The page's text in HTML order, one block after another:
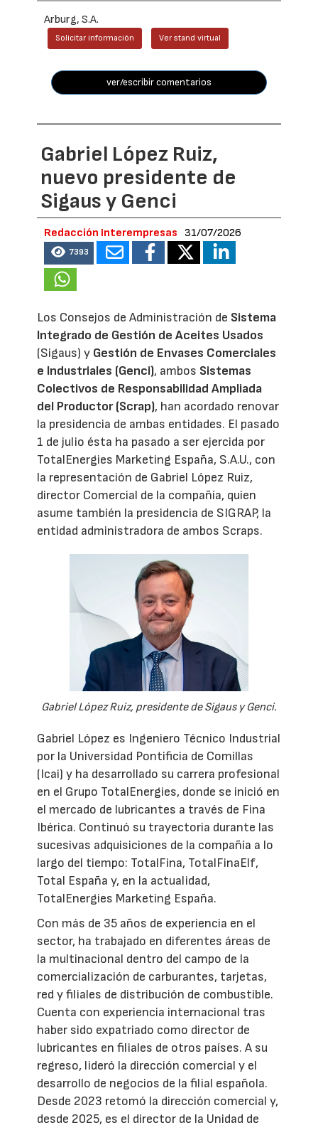
Arburg, S.A.
Solicitar información Ver stand virtual
ver/escribir comentarios
Gabriel López Ruiz,
nuevo presidente de
Sigaus y Genci
Redacción Interempresas 31/07/2026
7393
Los Consejos de Administración de Sistema
Integrado de Gestión de Aceites Usados
(Sigaus) y Gestión de Envases Comerciales
e Industriales (Genci), ambos Sistemas
Colectivos de Responsabilidad Ampliada
del Productor (Scrap), han acordado renovar
la presidencia de ambas entidades. El pasado
1 de julio ésta ha pasado a ser ejercida por
TotalEnergies Marketing España, S.A.U., con
la representación de Gabriel López Ruiz,
director Comercial de la compañía, quien
asume también la presidencia de SIGRAP, la
entidad administradora de ambos Scraps.
Gabriel López Ruiz, presidente de Sigaus y Genci.
Gabriel López es Ingeniero Técnico Industrial
por la Universidad Pontificia de Comillas
(Icai) y ha desarrollado su carrera profesional
en el Grupo TotalEnergies, donde se inició en
el mercado de lubricantes a través de Fina
Ibérica. Continuó su trayectoria durante las
sucesivas adquisiciones de la compañía a lo
largo del tiempo: TotalFina, TotalFinaElf,
Total España y, en la actualidad,
TotalEnergies Marketing España.
Con más de 35 años de experiencia en el
sector, ha trabajado en diferentes áreas de
la multinacional dentro del campo de la
comercialización de carburantes, tarjetas,
red y filiales de distribución de combustible.
Cuenta con experiencia internacional tras
haber sido expatriado como director de
lubricantes en filiales de otros países. A su
regreso, lideró la dirección comercial y el
desarrollo de negocios de la filial española.
Desde 2023 retomó la dirección comercial y,
desde 2025, es el director de la Unidad de